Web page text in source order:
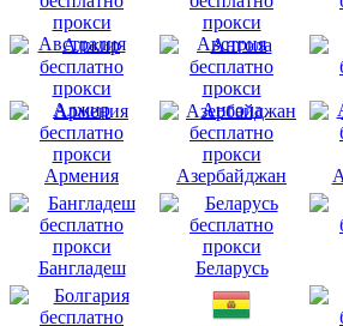
Австралия Австрия
Алжир Ангола
Армения Азербайджан
Бангладеш Беларусь